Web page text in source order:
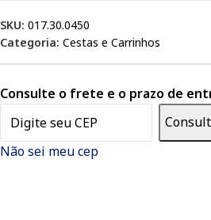
SKU: 017.30.0450
Categoria: Cestas e Carrinhos
Consulte o frete e o prazo de
Não sei meu cep